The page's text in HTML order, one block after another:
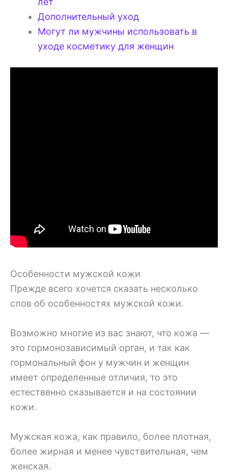
Дополнительный уход
Могут ли мужчины использовать в
уходе косметику для женщин
Особенности мужской кожи
Прежде всего хочется сказать несколько
слов об особенностях мужской кожи.
Возможно многие из вас знают, что кожа —
это гормонозависимый орган, и так как
гормональный фон у мужчин и женщин
имеет определенные отличия, то это
естественно сказывается и на состоянии
кожи.
Мужская кожа, как правило, более плотная,
более жирная и менее чувствительная, чем
женская.